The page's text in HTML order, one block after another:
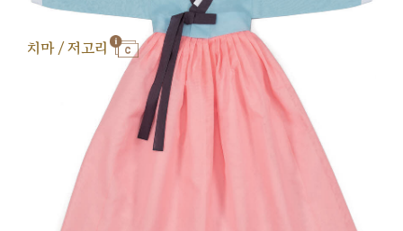
치마 / 저고리